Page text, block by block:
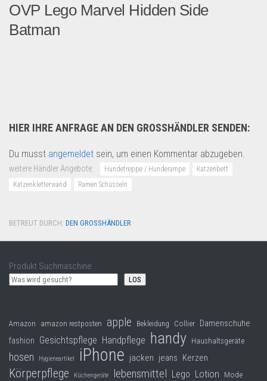
OVP Lego Marvel Hidden Side
Batman
HIER IHRE ANFRAGE AN DEN GROSSHÄNDLER SENDEN:
Du musst angemeldet sein, um einen Kommentar abzugeben.
weitere Händler Angebote: Hundetreppe / Hunderampe
Katzenbett
Katzenkletterwand
Ramen Schüsseln
BETREUT DURCH: DEN GROSSHÄNDLER ·
Produkt Suchmaschine
LOS
Amazon amazon restposten apple Bekleidung Collier Damenschuhe
fashion Gesichtspflege Handpflege handy Haushaltsgeräte
hosen Hygieneartikel iPhone jacken jeans Kerzen
Körperpflege Küchengeräte lebensmittel Lego Lotion Mode